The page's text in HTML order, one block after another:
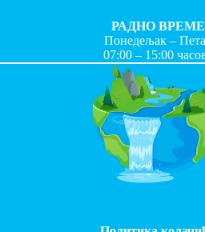
РАДНО ВРЕМЕ
Понедељак –
07:00 – 15:00